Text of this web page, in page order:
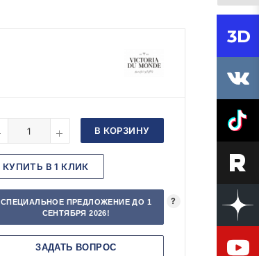
В КОРЗИНУ
КУПИТЬ В 1 КЛИК
СПЕЦИАЛЬНОЕ ПРЕДЛОЖЕНИЕ ДО 1
СЕНТЯБРЯ 2026!
?
ЗАДАТЬ ВОПРОС